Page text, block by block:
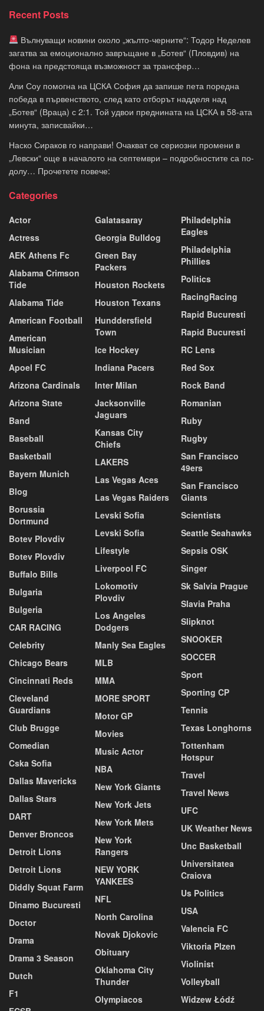
Recent Posts
Вълнуващи новини около „жълто-черните“: Тодор Неделев
загатва за емоционално завръщане в „Ботев“ (Пловдив) на
фона на предстояща възможност за трансфер…
Али Соу помогна на ЦСКА София да запише пета поредна
победа в първенството, след като отборът надделя над
„Ботев“ (Враца) с 2:1. Той удвои преднината на ЦСКА в 58-ата
минута, записвайки…
Наско Сираков го направи! Очакват се сериозни промени в
„Левски“ още в началото на септември – подробностите са по-
долу… Прочетете повече:
Categories
Actor
Actress
AEK Athens Fc
Alabama Crimson
Tide
Alabama Tide
American Football
American
Musician
Apoel FC
Arizona Cardinals
Arizona State
Band
Baseball
Basketball
Bayern Munich
Blog
Borussia
Dortmund
Botev Plovdiv
Botev Plovdiv
Buffalo Bills
Bulgaria
Bulgeria
CAR RACING
Celebrity
Chicago Bears
Cincinnati Reds
Cleveland
Guardians
Club Brugge
Comedian
Cska Sofia
Dallas Mavericks
Dallas Stars
DART
Denver Broncos
Detroit Lions
Detroit Lions
Diddly Squat Farm
Dinamo Bucuresti
Doctor
Drama
Drama 3 Season
Dutch
F1
Galatasaray
Georgia Bulldog
Green Bay
Packers
Houston Rockets
Houston Texans
Hunddersfield
Town
Ice Hockey
Indiana Pacers
Inter Milan
Jacksonville
Jaguars
Kansas City
Chiefs
LAKERS
Las Vegas Aces
Las Vegas Raiders
Levski Sofia
Levski Sofia
Lifestyle
Liverpool FC
Lokomotiv
Plovdiv
Los Angeles
Dodgers
Manly Sea Eagles
MLB
MMA
MORE SPORT
Motor GP
Movies
Music Actor
NBA
New York Giants
New York Jets
New York Mets
New York
Rangers
NEW YORK
YANKEES
NFL
North Carolina
Novak Djokovic
Obituary
Oklahoma City
Thunder
Olympiacos
Philadelphia
Eagles
Philadelphia
Phillies
Politics
RacingRacing
Rapid Bucuresti
Rapid Bucuresti
RC Lens
Red Sox
Rock Band
Romanian
Ruby
Rugby
San Francisco
49ers
San Francisco
Giants
Scientists
Seattle Seahawks
Sepsis OSK
Singer
Sk Salvia Prague
Slavia Praha
Slipknot
SNOOKER
SOCCER
Sport
Sporting CP
Tennis
Texas Longhorns
Tottenham
Hotspur
Travel
Travel News
UFC
UK Weather News
Unc Basketball
Universitatea
Craiova
Us Politics
USA
Valencia FC
Viktoria Plzen
Violinist
Volleyball
Widzew Łódź